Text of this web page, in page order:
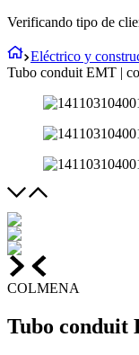
Verificando tipo de
Eléctrico y
Tubo conduit EMT |
COLMENA
Tubo conduit